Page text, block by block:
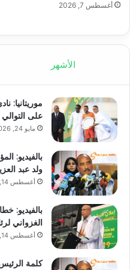
أغسطس 7, 2026
الأشهر
موريتانيا:
على التوالي
مايو 24, 2026
بالفيديو:
ولد عبد
أغسطس 14, 2024
بالفيديو:
الغزواني لرئاسيات
أغسطس 14, 2024
كلمة